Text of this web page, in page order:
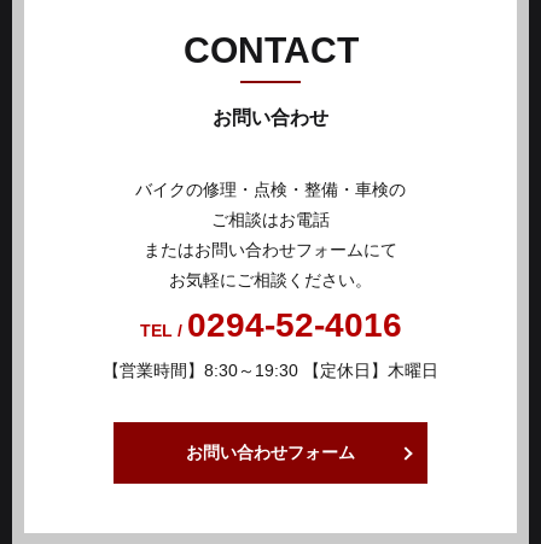
CONTACT
お問い合わせ
バイクの修理・点検・整備・車検の
ご相談はお電話
またはお問い合わせフォームにて
お気軽にご相談ください。
TEL / 0294-52-4016
【営業時間】8:30～19:30 【定休日】木曜日
お問い合わせフォーム